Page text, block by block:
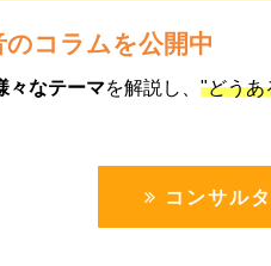
コラムを公開中
々なテーマを解説し、"どうあ
コンサル